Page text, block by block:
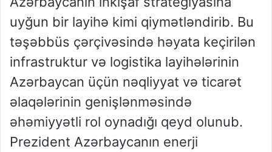
uyğun bir layihə kimi qiymətləndirib. Bu
təşəbbüs çərçivəsində həyata keçirilən
infrastruktur və logistika layihələrinin
Azərbaycan üçün nəqliyyat və ticarət
əlaqələrinin genişlənməsində
əhəmiyyətli rol oynadığı qeyd olunub.
Prezident Azərbaycanın enerji